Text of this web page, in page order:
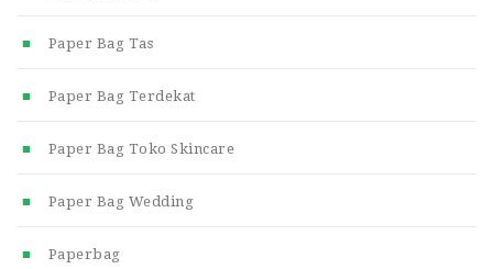
Paper Bag Tas
Paper Bag Terdekat
Paper Bag Toko Skincare
Paper Bag Wedding
Paperbag